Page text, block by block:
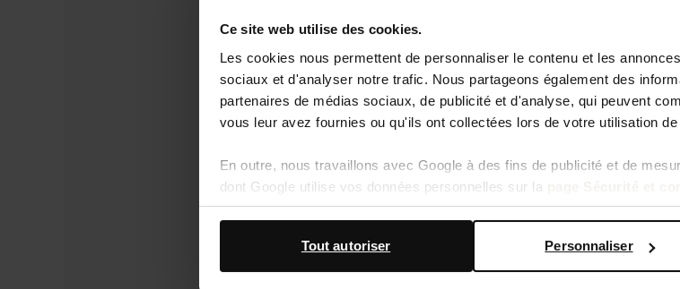
Ce site web utilise des cookies.
Les cookies nous permettent de personnaliser le contenu et les
sociaux et d'analyser notre trafic. Nous partageons également des
partenaires de médias sociaux, de publicité et d'analyse, qui peuvent
vous leur avez fournies ou qu'ils ont collectées lors de votre utilisation
En outre, nous travaillons avec Google à des fins de publicité et de
dont Google utilise vos données personnelles sur la
Personnaliser
Tout autoriser